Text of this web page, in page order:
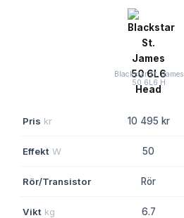
Blackstar St. James
50 6L6 H
Pris kr 10 495 kr
Effekt W 50
Rör/Transistor Rör
Vikt kg 6.7